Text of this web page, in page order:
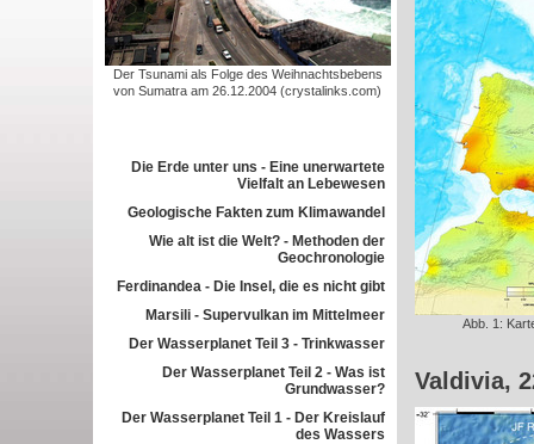
Der Tsunami als Folge des Weihnachtsbebens
von Sumatra am 26.12.2004 (crystalinks.com)
Die Erde unter uns - Eine unerwartete
Vielfalt an Lebewesen
Geologische Fakten zum Klimawandel
Wie alt ist die Welt? - Methoden der
Geochronologie
Ferdinandea - Die Insel, die es nicht gibt
Marsili - Supervulkan im Mittelmeer
Der Wasserplanet Teil 3 - Trinkwasser
Der Wasserplanet Teil 2 - Was ist
Grundwasser?
Der Wasserplanet Teil 1 - Der Kreislauf
des Wassers
Abb. 1:
Valdivia,